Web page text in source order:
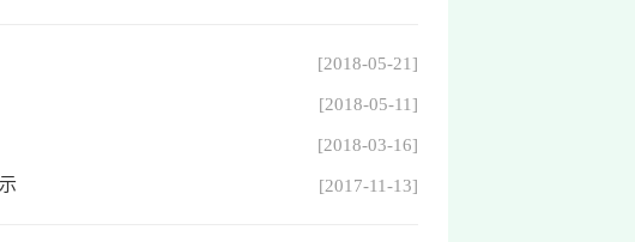
[2018-05-21]
[2018-05-11]
[2018-03-16]
[2017-11-13]